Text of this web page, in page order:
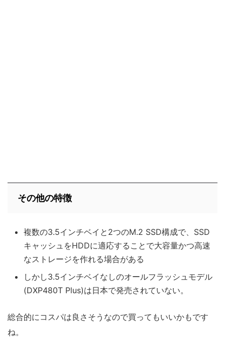
その他の特徴
複数の3.5インチベイと2つのM.2 SSD構成で、SSD
キャッシュをHDDに適応することで大容量かつ高速
なストレージを作れる場合がある
しかし3.5インチベイなしのオールフラッシュモデル
(DXP480T Plus)は日本で発売されていない。
総合的にコスパは良さそうなので買ってもいいかもです
ね。